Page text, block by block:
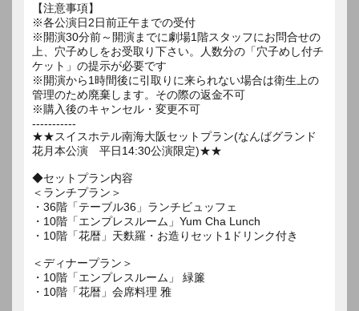
【注意事項】
※各公演日2日前正午までの受付
※開演30分前～開演までに劇場1階スタッフにお問合せの
上、穴子めしをお受取り下さい。人数分の「穴子めし付チ
ケット」の提示が必要です
※開演から1時間後に引取りに来られない場合は衛生上の
管理のため廃棄します。その際の返金不可
※購入後のキャンセル・変更不可
-----------
★★スイスホテル南海大阪セットプラン(なんばグランド
花月本公演 平日14:30公演限定)★★
◆セットプラン内容
＜ランチプラン＞
・36階「テーブル36」ランチビュッフェ
・10階「エンプレスルーム」Yum Cha Lunch
・10階「花暦」天麩羅・お造りセット1ドリンク付き
＜ディナープラン＞
・10階「エンプレスルーム」 緑簾
・10階「花暦」会席料理 雅